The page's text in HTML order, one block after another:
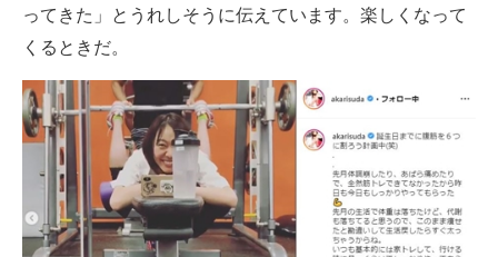
ってきた」とうれしそうに伝えています。楽しくなって
くるときだ。